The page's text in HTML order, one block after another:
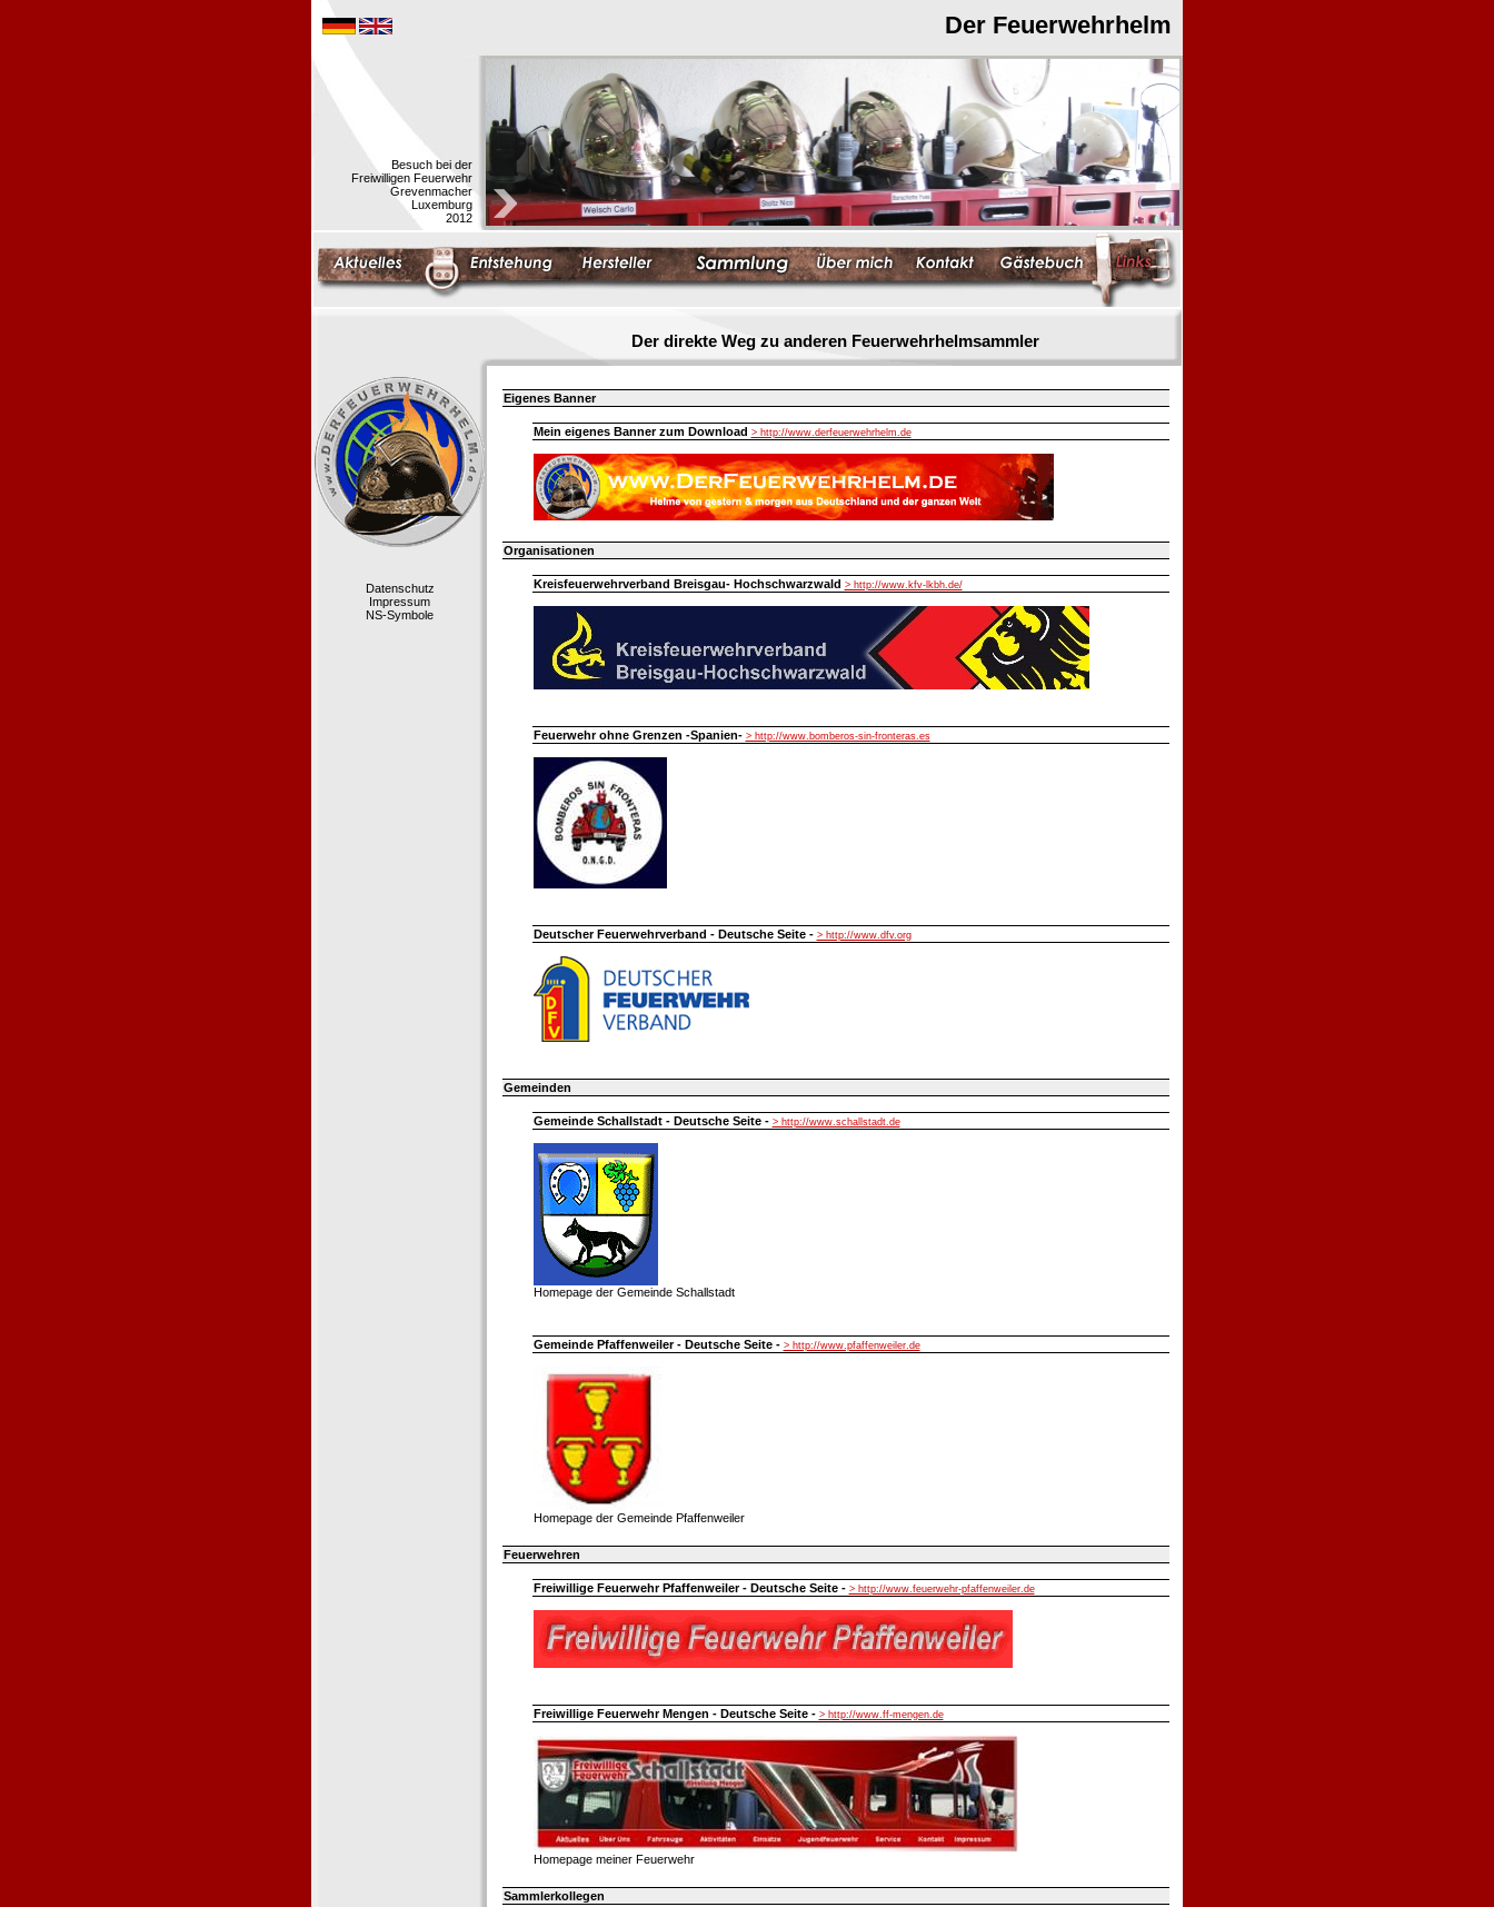
Der Feuerwehrhelm
Besuch bei der
Freiwilligen Feuerwehr
Grevenmacher
Luxemburg
2012
Der direkte Weg zu anderen Feuerwehrhelmsammler
Datenschutz
Impressum
NS-Symbole
Eigenes Banner
Mein eigenes Banner zum Download > http://www.derfeuerwehrhelm.de
Organisationen
Kreisfeuerwehrverband Breisgau- Hochschwarzwald > http://www.kfv-lkbh.de/
Feuerwehr ohne Grenzen -Spanien- > http://www.bomberos-sin-fronteras.es
Deutscher Feuerwehrverband - Deutsche Seite - > http://www.dfv.org
Gemeinden
Gemeinde Schallstadt - Deutsche Seite - > http://www.schallstadt.de
Homepage der Gemeinde Schallstadt
Gemeinde Pfaffenweiler - Deutsche Seite - > http://www.pfaffenweiler.de
Homepage der Gemeinde Pfaffenweiler
Feuerwehren
Freiwillige Feuerwehr Pfaffenweiler - Deutsche Seite - > http://www.feuerwehr-pfaffenweiler.de
Freiwillige Feuerwehr Mengen - Deutsche Seite - > http://www.ff-mengen.de
Homepage meiner Feuerwehr
Sammlerkollegen